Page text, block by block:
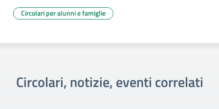
Circolari per alunni e famiglie
Circolari, notizie, eventi correlati